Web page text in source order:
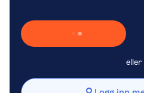
Laster inn Vipps …
eller